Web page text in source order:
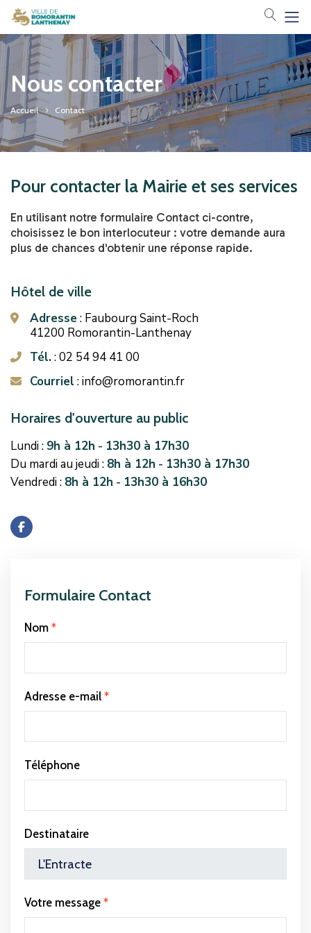
Votre
Nous contacter
Accueil Contact
Pour contacter la Mairie et ses services
En utilisant notre formulaire Contact ci-contre,
choisissez le bon interlocuteur : votre demande aura
plus de chances d'obtenir une réponse rapide.
Hôtel de ville
icon
Adresse: Faubourg Saint-Roch
41200 Romorantin-Lanthenay
icon
Tél.: 02 54 94 41 00
icon
Courriel : info@romorantin.fr
Horaires d'ouverture au public
Lundi : 9h à 12h - 13h30 à 17h30
Du mardi au jeudi : 8h à 12h - 13h30 à 17h30
Vendredi : 8h à 12h - 13h30 à 16h30
Formulaire Contact
Nom *
Adresse e-mail *
Téléphone
Destinataire
Votre message *